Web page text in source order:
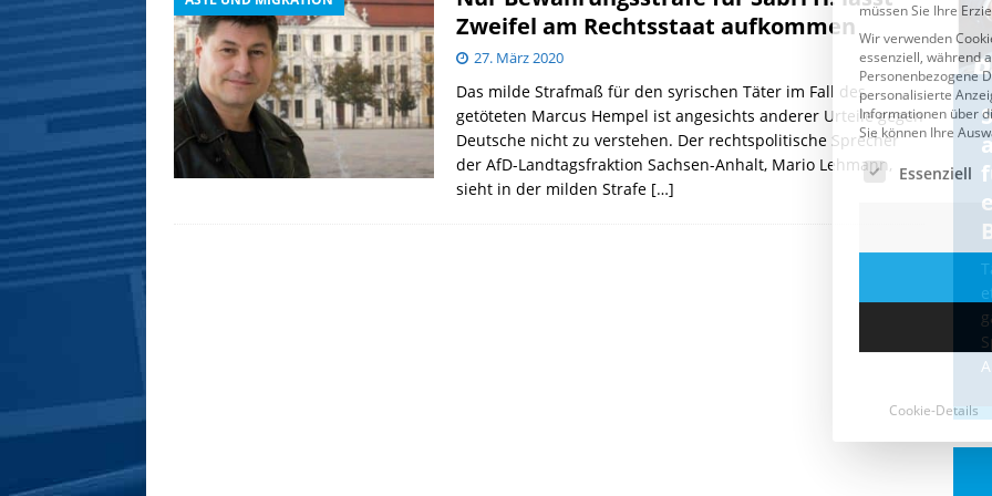
Zweifel am Rechtsstaat aufkommen
27. März 2020
Das milde Strafmaß für den syrischen Täter im Fall des
getöteten Marcus Hempel ist angesichts anderer Urteile gegen
Deutsche nicht zu verstehen. Der rechtspolitische Sprecher
der AfD-Landtagsfraktion Sachsen-Anhalt, Mario Lehmann,
sieht in der milden Strafe […]
CDU & Ampel wollen nach
der Wahl wieder Afghanen
einfliegen: Zeit für ein
Asylmoratorium!
Cookie-Details